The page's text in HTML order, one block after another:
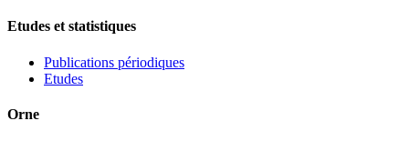
Etudes et statistiques
Publications périodiques
Etudes
Orne